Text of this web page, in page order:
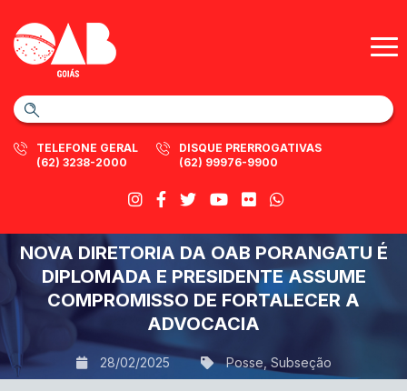
TELEFONE GERAL
(62) 3238-2000
DISQUE PRERROGATIVAS
(62) 99976-9900
NOVA DIRETORIA DA OAB PORANGATU É
DIPLOMADA E PRESIDENTE ASSUME
COMPROMISSO DE FORTALECER A
ADVOCACIA
28/02/2025 Posse Subseção